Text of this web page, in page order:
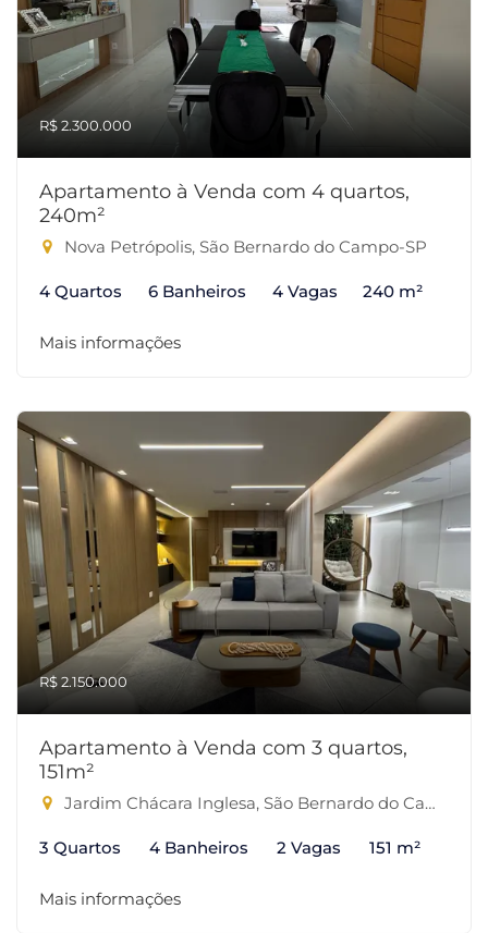
R$ 2.300.000
Apartamento à Venda com 4 quartos,
240m²
Nova Petrópolis, São Bernardo do Campo-SP
4 Quartos 6 Banheiros 4 Vagas 240 m²
Mais informações
R$ 2.150.000
Apartamento à Venda com 3 quartos,
151m²
Jardim Chácara Inglesa, São Bernardo do Campo-SP
3 Quartos 4 Banheiros 2 Vagas 151 m²
Mais informações